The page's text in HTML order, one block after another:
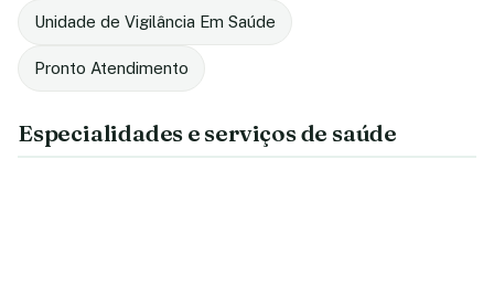
Unidade de Vigilância Em Saúde
Pronto Atendimento
Especialidades e serviços de saúde